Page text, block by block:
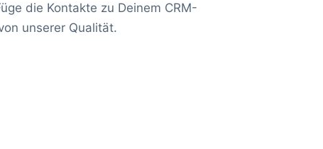
die Kontakte zu Deinem CRM-
unserer Qualität.